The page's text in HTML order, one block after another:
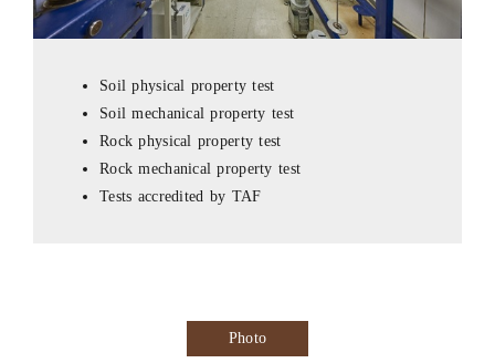
Soil physical property test
Soil mechanical property test
Rock physical property test
Rock mechanical property test
Tests accredited by TAF
Photo